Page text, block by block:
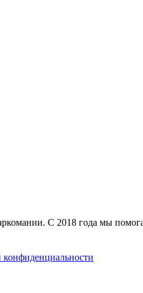
С 2018 года мы
конфиденциальности